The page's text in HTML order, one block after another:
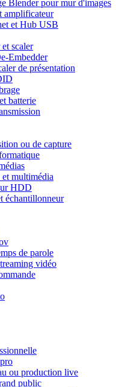
Blender pour mur d'images
amplificateur
et Hub USB
scaler
Embedder
de présentation
batterie
ou de capture
multimédia
HDD
échantillonneur
de parole
vidéo
ou production live
public